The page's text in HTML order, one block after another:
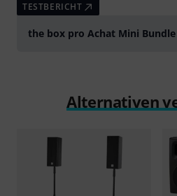
TESTBERICHT
the box pro Achat Mini Bundle
Alternativen